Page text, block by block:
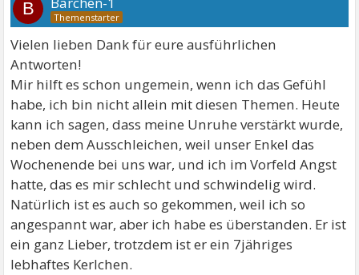
B
Vielen lieben Dank für eure ausführlichen
Antworten!
Mir hilft es schon ungemein, wenn ich das Gefühl
habe, ich bin nicht allein mit diesen Themen. Heute
kann ich sagen, dass meine Unruhe verstärkt wurde,
neben dem Ausschleichen, weil unser Enkel das
Wochenende bei uns war, und ich im Vorfeld Angst
hatte, das es mir schlecht und schwindelig wird.
Natürlich ist es auch so gekommen, weil ich so
angespannt war, aber ich habe es überstanden. Er ist
ein ganz Lieber, trotzdem ist er ein 7jähriges
lebhaftes Kerlchen.